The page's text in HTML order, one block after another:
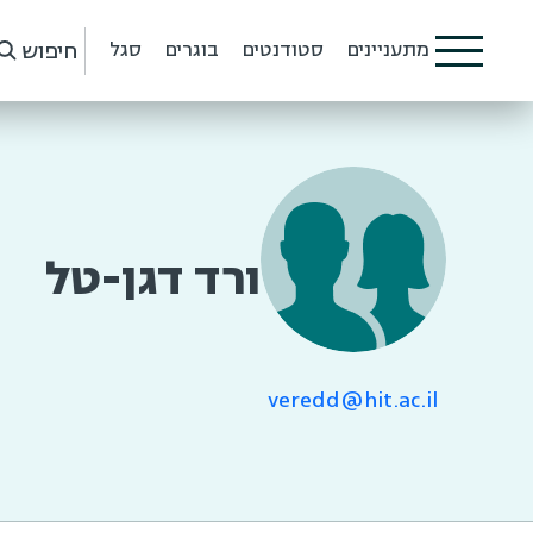
מתעניינים סטודנטים בוגרים סגל חיפוש
veredd@hit.ac.il
ורד דגן-טל